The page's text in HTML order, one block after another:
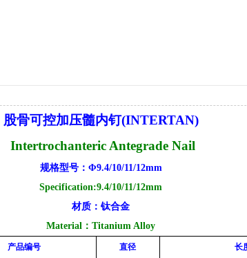
股骨可控加压髓内钉(INTERTAN)
Intertrochanteric Antegrade Nail
规格型号： Φ9.4/10/11/12mm
Specification:9.4/10/11/12mm
材质：钛合金
Material：Titanium Alloy
产品编号
直径
长